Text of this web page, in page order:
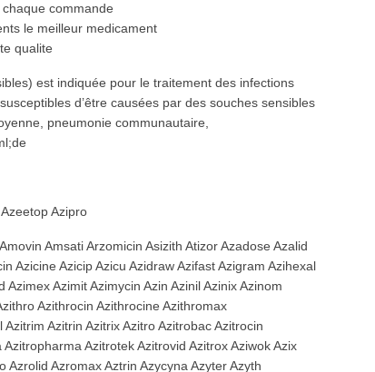
commande
le meilleur medicament
qualite
est indiquée pour le traitement des infections
d’être causées par des souches sensibles
pneumonie communautaire,
Azipro
Amsati Arzomicin Asizith Atizor Azadose Azalid
Azicine Azicip Azicu Azidraw Azifast Azigram Azihexal
Azimit Azimycin Azin Azinil Azinix Azinom
Azithrocin Azithrocine Azithromax
Azitrin Azitrix Azitro Azitrobac Azitrocin
Azitrotek Azitrovid Azitrox Aziwok Azix
Azrolid Azromax Aztrin Azycyna Azyter Azyth